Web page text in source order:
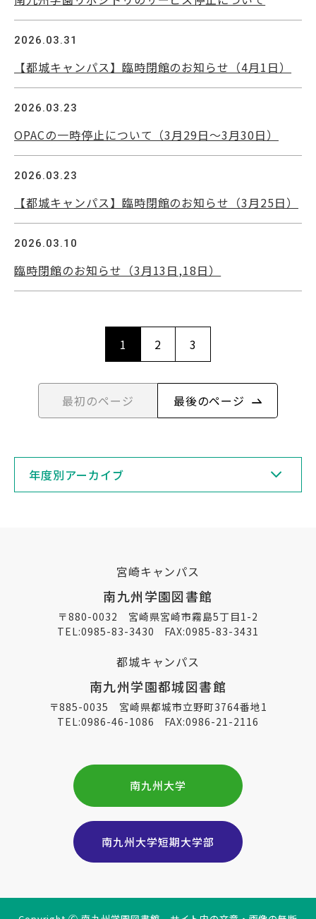
2026.03.31
【都城キャンパス】臨時閉館のお知らせ（4月1日）
2026.03.23
OPACの一時停止について（3月29日～3月30日）
2026.03.23
【都城キャンパス】臨時閉館のお知らせ（3月25日）
2026.03.10
臨時閉館のお知らせ（3月13日,18日）
最初のページ
1 2 3
最後のページ
年度別アーカイブ
宮崎キャンパス
南九州学園図書館
〒880-0032 宮崎県宮崎市霧島5丁目1-2
TEL:0985-83-3430 FAX:0985-83-3431
都城キャンパス
南九州学園都城図書館
〒885-0035 宮崎県都城市立野町3764番地1
TEL:0986-46-1086 FAX:0986-21-2116
南九州大学
南九州大学短期大学部